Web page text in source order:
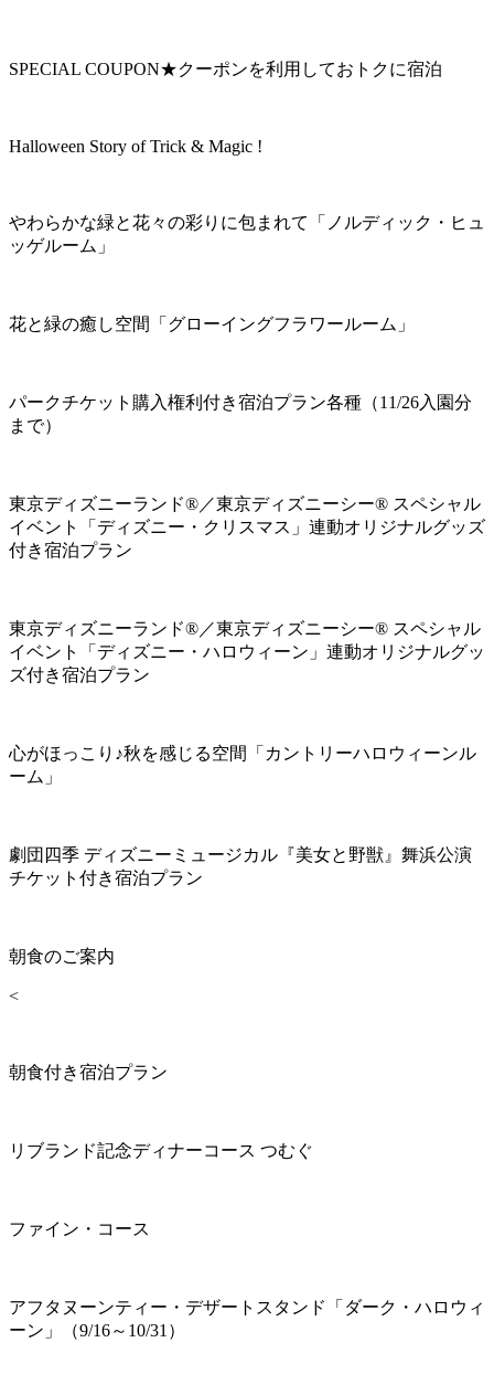
SPECIAL COUPON★クーポンを利用しておトクに宿泊
Halloween Story of Trick & Magic !
やわらかな緑と花々の彩りに包まれて「ノルディック・ヒュ
ッゲルーム」
花と緑の癒し空間「グローイングフラワールーム」
パークチケット購入権利付き宿泊プラン各種（11/26入園分
まで）
東京ディズニーランド®／東京ディズニーシー® スペシャル
イベント「ディズニー・クリスマス」連動オリジナルグッズ
付き宿泊プラン
東京ディズニーランド®／東京ディズニーシー® スペシャル
イベント「ディズニー・ハロウィーン」連動オリジナルグッ
ズ付き宿泊プラン
心がほっこり♪秋を感じる空間「カントリーハロウィーンル
ーム」
劇団四季 ディズニーミュージカル『美女と野獣』舞浜公演
チケット付き宿泊プラン
朝食のご案内
<
朝食付き宿泊プラン
リブランド記念ディナーコース つむぐ
ファイン・コース
アフタヌーンティー・デザートスタンド「ダーク・ハロウィ
ーン」（9/16～10/31）